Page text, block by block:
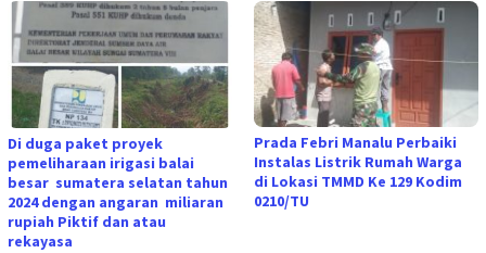
Di duga paket proyek
pemeliharaan irigasi balai
besar sumatera selatan tahun
2024 dengan angaran miliaran
rupiah Piktif dan atau
rekayasa
Prada Febri Manalu Perbaiki
Instalas Listrik Rumah Warga
di Lokasi TMMD Ke 129 Kodim
0210/TU